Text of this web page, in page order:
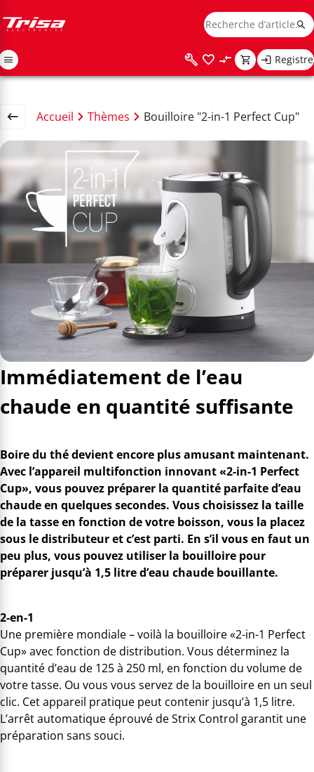
Registre
Accueil Thèmes Bouilloire "2-in-1 Perfect Cup"
Immédiatement de l’eau
chaude en quantité suffisante
Boire du thé devient encore plus amusant maintenant.
Avec l’appareil multifonction innovant «2-in-1 Perfect
Cup», vous pouvez préparer la quantité parfaite d’eau
chaude en quelques secondes. Vous choisissez la taille
de la tasse en fonction de votre boisson, vous la placez
sous le distributeur et c’est parti. En s’il vous en faut un
peu plus, vous pouvez utiliser la bouilloire pour
préparer jusqu’à 1,5 litre d’eau chaude bouillante.
2-en-1
Une première mondiale – voilà la bouilloire «2-in-1 Perfect
Cup» avec fonction de distribution. Vous déterminez la
quantité d’eau de 125 à 250 ml, en fonction du volume de
votre tasse. Ou vous vous servez de la bouilloire en un seul
clic. Cet appareil pratique peut contenir jusqu’à 1,5 litre.
L’arrêt automatique éprouvé de Strix Control garantit une
préparation sans souci.